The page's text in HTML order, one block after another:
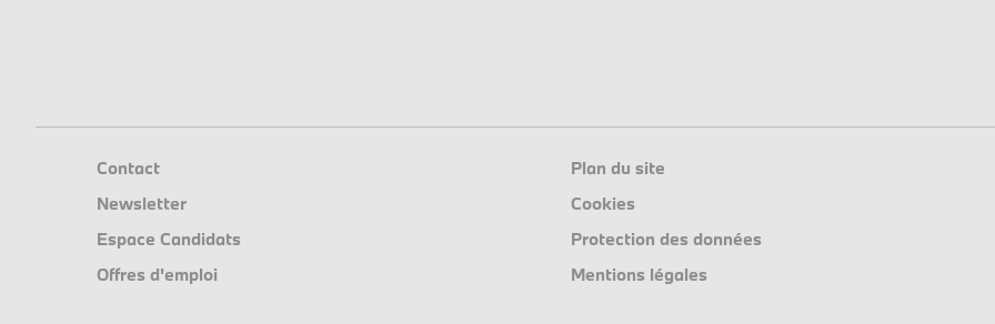
Contact
Newsletter
Espace Candidats
Offres d'emploi
Plan du site
Cookies
Protection des données
Mentions légales